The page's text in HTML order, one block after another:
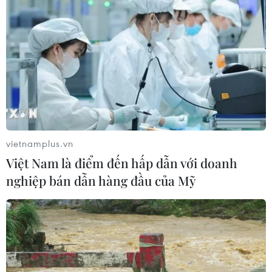
Đà Nẵng tìm "lời giải bài toán" an
ninh nguồn nước
08/08/2026 05:05
Sơn La công bố tình huống khẩn cấp
về thiên tai với hai xã Muổi Nọi, Nậm
Lầu
08/08/2026 03:53
Kết luận số 75-KL/TW: Cà Mau chủ
động thích ứng với biến đổi khí hậu
08/08/2026 02:53
vietnamplus.vn
Việt Nam là điểm đến hấp dẫn với doanh
nghiệp bán dẫn hàng đầu của Mỹ